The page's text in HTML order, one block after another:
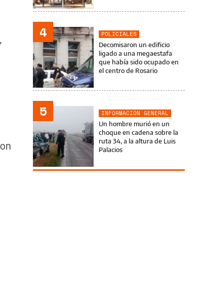
4
POLICIALES
Decomisaron un edificio
ligado a una megaestafa
que había sido ocupado en
el centro de Rosario
5
INFORMACIÓN GENERAL
Un hombre murió en un
choque en cadena sobre la
ruta 34, a la altura de Luis
Palacios